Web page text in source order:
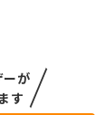
ーが
す